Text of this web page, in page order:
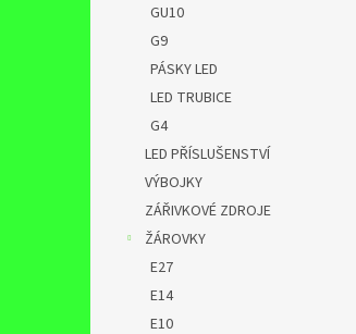
GU10
G9
PÁSKY LED
LED TRUBICE
G4
LED PŘÍSLUŠENSTVÍ
VÝBOJKY
ZÁŘIVKOVÉ ZDROJE
ŽÁROVKY
E27
E14
E10